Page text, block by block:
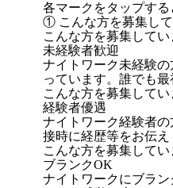
各マークをタップす
① こんな方を募集し
こんな方を募集してい
未経験者歓迎
ナイトワーク未経験
っています。誰でも
こんな方を募集してい
経験者優遇
ナイトワーク経験者
接時に経歴等をお伝え
こんな方を募集してい
ブランクOK
ナイトワークにブラ